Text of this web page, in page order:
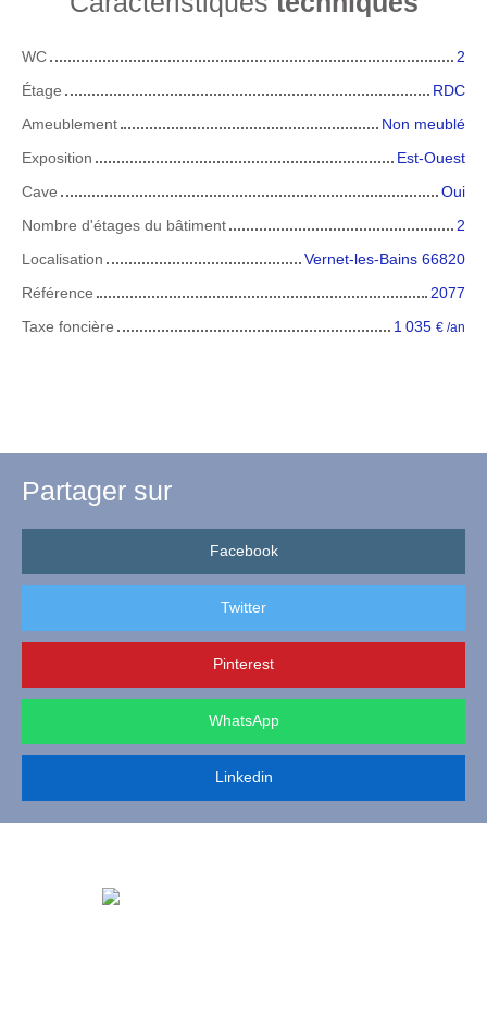
WC
2
Étage
RDC
Ameublement
Non meublé
Exposition
Est-Ouest
Cave
Oui
Nombre d'étages du bâtiment
2
Localisation
Vernet-les-Bains 66820
Référence
2077
Taxe foncière
1 035 € /an
Partager sur
Facebook
Twitter
Pinterest
WhatsApp
Linkedin